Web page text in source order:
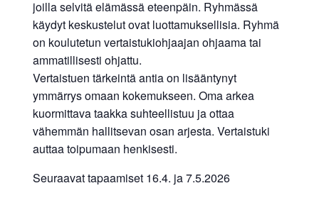
joilla selvitä elämässä eteenpäin. Ryhmässä
käydyt keskustelut ovat luottamuksellisia. Ryhmä
on koulutetun vertaistukiohjaajan ohjaama tai
ammatillisesti ohjattu.
Vertaistuen tärkeintä antia on lisääntynyt
ymmärrys omaan kokemukseen. Oma arkea
kuormittava taakka suhteellistuu ja ottaa
vähemmän hallitsevan osan arjesta. Vertaistuki
auttaa toipumaan henkisesti.
Seuraavat tapaamiset 16.4. ja 7.5.2026